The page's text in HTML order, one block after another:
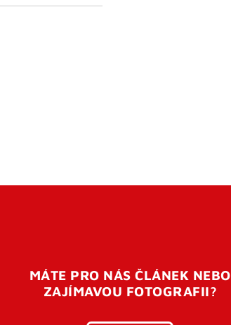
MÁTE PRO NÁS ČLÁNEK NEBO
ZAJÍMAVOU FOTOGRAFII?